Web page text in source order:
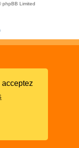
phpBB Limited